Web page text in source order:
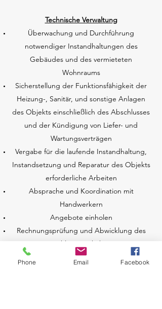
Technische Verwaltung
Überwachung und Durchführung
notwendiger Instandhaltungen des
Gebäudes und des vermieteten
Wohnraums
Sicherstellung der Funktionsfähigkeit der
Heizung-, Sanitär, und sonstige Anlagen
des Objekts einschließlich des Abschlusses
und der Kündigung von Liefer- und
Wartungsverträgen
Vergabe für die laufende Instandhaltung,
Instandsetzung und Reparatur des Objekts
erforderliche Arbeiten
Absprache und Koordination mit
Handwerkern
Angebote einholen
Rechnungsprüfung und Abwicklung des
Zahlungsverkehrs
Phone Email Facebook